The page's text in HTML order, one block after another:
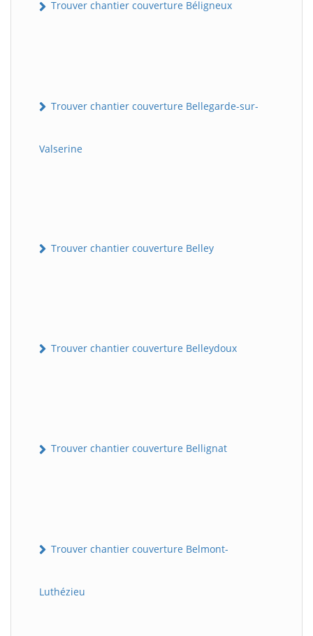
Trouver chantier couverture Béligneux
Trouver chantier couverture Bellegarde-sur-
Valserine
Trouver chantier couverture Belley
Trouver chantier couverture Belleydoux
Trouver chantier couverture Bellignat
Trouver chantier couverture Belmont-
Luthézieu